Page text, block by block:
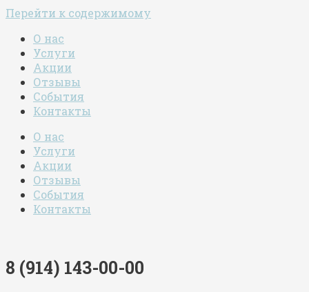
Перейти к содержимому
О нас
Услуги
Акции
Отзывы
События
Контакты
О нас
Услуги
Акции
Отзывы
События
Контакты
8 (914) 143-00-00